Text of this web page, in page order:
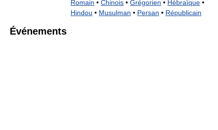
Romain • Chinois • Grégorien • Hébraïque •
Hindou • Musulman • Persan • Républicain
Événements